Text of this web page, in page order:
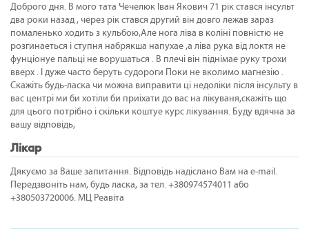
Доброго дня. В мого тата Чечелюк Iван Якович 71 рiк стався iнсульт
два роки назад , через рiк стався другий вiн довго лежав зараз
помаленько ходить з кульбою,Але нога лiва в колiнi повнiстю не
розгинаеться i ступня набрякша напухае ,а лiва рука вiд локтя не
фунцiонуе пальцi не ворушаться . В плечi вiн пiднiмае руку трохи
вверх . I дуже часто беруть судороги Поки не вколимо магнезiю .
Скажiть будь-ласка чи можна виправити цi недолiки пiсля iнсульту в
вас центрi ми би хотiли би приiхати до вас на лiкуваня,cкажiть що
для цього потрiбно i скiльки коштуе курс лiкування. Буду вдячна за
вашу вiдповiдь,
Лікар
Дякуємо за Ваше запитання. Відповідь надіслано Вам на e-mail.
Передзвоніть нам, будь ласка, за тел. +380974574011 або
+380503720006. МЦ Реавіта